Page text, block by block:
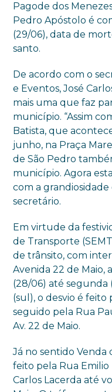
Pagode dos
Pedro Apóstolo é
(29/06), data de
santo.
De acordo com o
e Eventos, José
mais uma que faz
município. “Assim
Batista, que
junho, na Praça
de São Pedro
município. Agora
com a
secretário.
Em virtude da
de Transporte
de trânsito, com
Avenida 22 de Maio,
(28/06) até segunda
(sul), o desvio é feito
seguido pela Rua
Av. 22 de Maio.
Já no sentido Venda
feito pela Rua Emilio
Carlos Lacerda até